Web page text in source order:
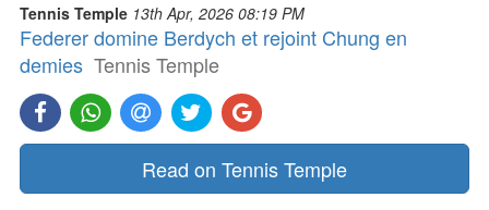
Tennis Temple 13th Apr, 2026 08:19 PM
Federer domine Berdych et rejoint Chung en
demies Tennis Temple
Read on Tennis Temple